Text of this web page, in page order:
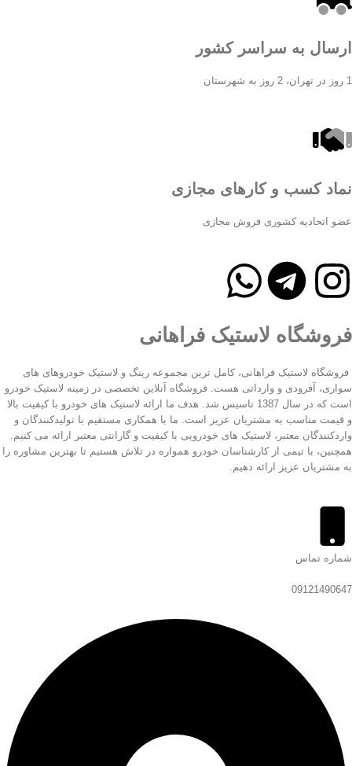
ارسال به سراسر کشور
1 روز در تهران، 2 روز به شهرستان
نماد کسب و کارهای مجازی
عضو اتحادیه کشوری فروش مجازی
فروشگاه لاستیک فراهانی
فروشگاه لاستیک فراهانی، کامل ترین مجموعه رینگ و لاستیک خودروهای های
سواری، آفرودی و وارداتی هست. فروشگاه آنلاین تخصصی در زمینه لاستیک خودرو
است که در سال 1387 تاسیس شد. هدف ما ارائه لاستیک های خودرو با کیفیت بالا
و قیمت مناسب به مشتریان عزیز است. ما با همکاری مستقیم با تولیدکنندگان و
واردکنندگان معتبر، لاستیک های خودرویی با کیفیت و گارانتی معتبر ارائه می کنیم.
همچنین، با تیمی از کارشناسان خودرو همواره در تلاش هستیم تا بهترین مشاوره را
به مشتریان عزیز ارائه دهیم.
شماره تماس
09121490647